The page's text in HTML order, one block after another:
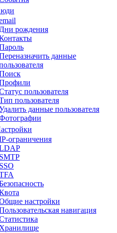
Дни рождения
данные
пользователя
пользователя
данные пользователя
ограничения
SMTP
SSO
настройки
навигация
Хранилище